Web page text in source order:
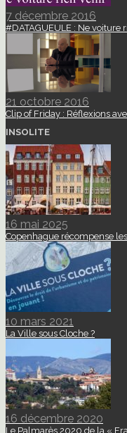
7 décembre 2016
#DATAGUEULE : Ne voiture
21 octobre 2016
Clip of Friday : Réflexions
INSOLITE
16 mai 2025
Copenhague récompense
10 mars 2021
La Ville sous Cloche ?
16 décembre 2020
Le Palmarès 2020 de la «